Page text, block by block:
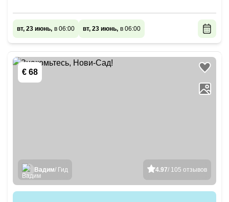
вт, 23 июнь, в 06:00 вт, 23 июнь, в 06:00
€ 68
4.97/ 105 отзывов
Вадим/ Гид